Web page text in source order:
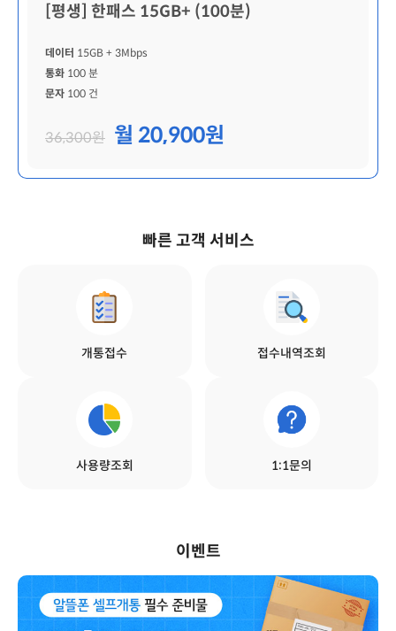
[평생] 한패스 15GB+ (100분)
데이터 15GB + 3Mbps
통화 100 분
문자 100 건
36,300원 월 20,900원
빠른 고객 서비스
개통접수 접수내역조회
사용량조회 1:1문의
이벤트